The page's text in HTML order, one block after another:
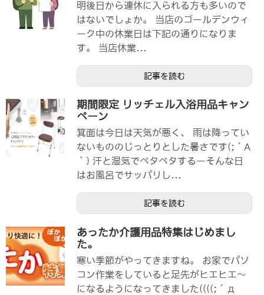
明後日から連休に入られる方も多いので
はないでしょか。 当店のゴールデンウィ
ーク中の休業日は下記の通りになりま
す。 当店休業...
記事を読む
期間限定 リッチェル入浴用品キャン
ペーン
箕面は今日は天気が悪く、 雨は降ってい
ないもののじっとりとした暑さです(;´A
｀) 汗と湿気でベタベタするーそんな日
はお風呂でサッパリし...
記事を読む
あったか介護用品特集はじめまし
た。
寒い季節がやってきますね。 お家でパソ
コン作業をしていると足先がヒエヒエ～
になるようになってきました((((;´д